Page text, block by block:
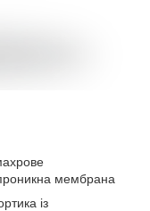
мембрана
із